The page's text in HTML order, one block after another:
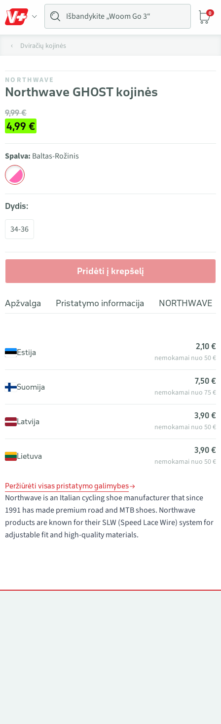
0
Dviračių kojinės
NORTHWAVE
Northwave GHOST kojinės
9,99 €
4,99 €
Spalva: Baltas-Rožinis
Dydis:
34-36
Pridėti į krepšelį
Apžvalga Pristatymo informacija NORTHWAVE
Estija
2,10 €
nemokamai nuo 50 €
Suomija
7,50 €
nemokamai nuo 75 €
Latvija
3,90 €
nemokamai nuo 50 €
Lietuva
3,90 €
nemokamai nuo 50 €
Peržiūrėti visas pristatymo galimybes
Northwave is an Italian cycling shoe manufacturer that since
1991 has made premium road and MTB shoes. Northwave
products are known for their SLW (Speed Lace Wire) system for
adjustable fit and high-quality materials.